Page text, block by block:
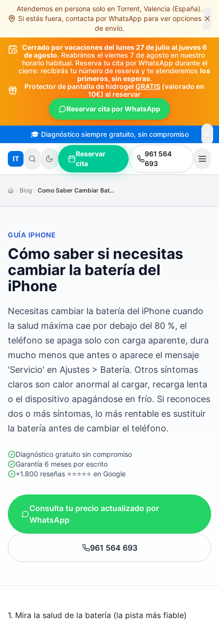
Saltar al contenido principal
Atendemos en persona solo en Torrent, Valencia (España).
Si estás fuera, contacta por WhatsApp para ver opciones
de envío.
Cerrado por vacaciones del lunes 27 de julio al jueves 6
de agosto. Reabrimos el viernes 7 de agosto en nuestro
horario habitual. Reserva tu cita por WhatsApp durante el
cierre: recibirás tu número de reserva y te atenderemos los
primeros, sin esperas.
Protector de pantalla de hidrogel GRATIS (valorado en
10€) al reservar
Reservar cita por WhatsApp
🎓 Diagnóstico siempre gratuito, sin compromiso
IT
Reservar
cita
961 564
693
Blog Como Saber Cambiar Bateria Iphone
GUÍA IPHONE
Cómo saber si necesitas
cambiar la batería del
iPhone
Necesitas cambiar la batería del iPhone cuando
la salud máxima cae por debajo del 80 %, el
teléfono se apaga solo con carga aparente, dura
mucho menos que antes o aparece el mensaje
'Servicio' en Ajustes > Batería. Otros síntomas
claros son calor anormal al cargar, recarga lenta
o el dispositivo apagándose en frío. Si reconoces
dos o más síntomas, lo más rentable es sustituir
la batería antes de cambiar el teléfono.
Diagnóstico gratuito sin compromiso
Garantía 6 meses por escrito
+1.800 reseñas ⭐⭐⭐⭐⭐ en Google
Consulta tu precio actualizado por
WhatsApp
961 564 693
1. Mira la salud de la batería (la pista más fiable)